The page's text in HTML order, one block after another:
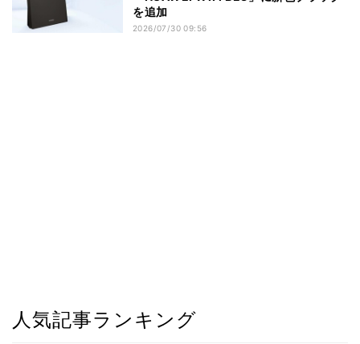
を追加
2026/07/30 09:56
人気記事ランキング